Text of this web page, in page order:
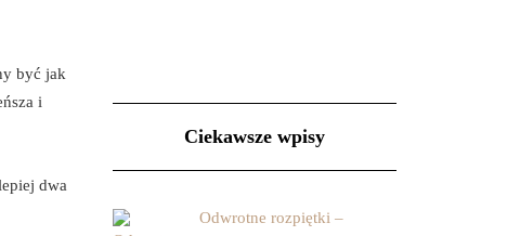
być jak
i
dwa
Ciekawsze wpisy
Odwrotne rozpiętki –